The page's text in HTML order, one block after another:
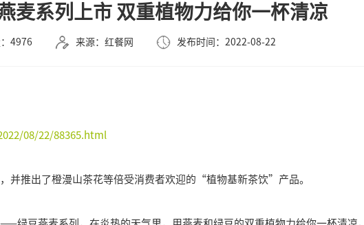
麦系列上市 双重植物力给你一杯清凉
4976 来源：红餐网 发布时间：2022-08-22
08/22/88365.html
推出了橙漫山茶花等倍受消费者欢迎的“植物基新茶饮”产品。